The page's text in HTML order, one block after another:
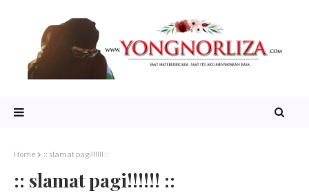
Home :: slamat pagi!!!!!! ::
:: slamat pagi!!!!!! ::